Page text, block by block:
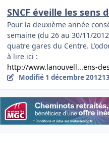
SNCF éveille les sens
Pour la deuxième année
semaine (du 26 au 30/11/
quatre gares du Centre.
à lire ici :
http://www.lanouvell...ens-
Modifié 1 décembre 2012